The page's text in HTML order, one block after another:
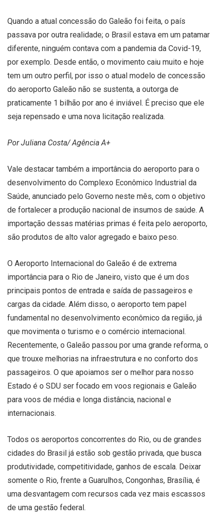
Quando a atual concessão do Galeão foi feita, o país
passava por outra realidade; o Brasil estava em um patamar
diferente, ninguém contava com a pandemia da Covid-19,
por exemplo. Desde então, o movimento caiu muito e hoje
tem um outro perfil, por isso o atual modelo de concessão
do aeroporto Galeão não se sustenta, a outorga de
praticamente 1 bilhão por ano é inviável. É preciso que ele
seja repensado e uma nova licitação realizada.
Por Juliana Costa/ Agência A+
Vale destacar também a importância do aeroporto para o
desenvolvimento do Complexo Econômico Industrial da
Saúde, anunciado pelo Governo neste mês, com o objetivo
de fortalecer a produção nacional de insumos de saúde. A
importação dessas matérias primas é feita pelo aeroporto,
são produtos de alto valor agregado e baixo peso.
O Aeroporto Internacional do Galeão é de extrema
importância para o Rio de Janeiro, visto que é um dos
principais pontos de entrada e saída de passageiros e
cargas da cidade. Além disso, o aeroporto tem papel
fundamental no desenvolvimento econômico da região, já
que movimenta o turismo e o comércio internacional.
Recentemente, o Galeão passou por uma grande reforma, o
que trouxe melhorias na infraestrutura e no conforto dos
passageiros. O que apoiamos ser o melhor para nosso
Estado é o SDU ser focado em voos regionais e Galeão
para voos de média e longa distância, nacional e
internacionais.
Todos os aeroportos concorrentes do Rio, ou de grandes
cidades do Brasil já estão sob gestão privada, que busca
produtividade, competitividade, ganhos de escala. Deixar
somente o Rio, frente a Guarulhos, Congonhas, Brasília, é
uma desvantagem com recursos cada vez mais escassos
de uma gestão federal.